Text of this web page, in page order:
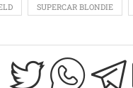
SUPERCAR BLONDIE